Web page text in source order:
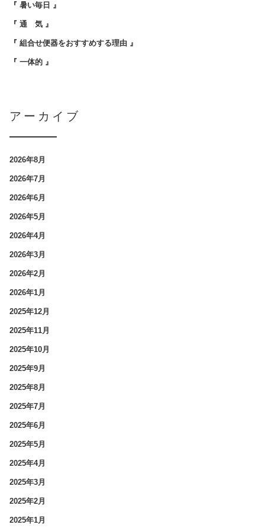
『 暑い毎日 』
『 通 気 』
『 組合せ便器をおすすめする理由 』
『 一体的 』
アーカイブ
2026年8月
2026年7月
2026年6月
2026年5月
2026年4月
2026年3月
2026年2月
2026年1月
2025年12月
2025年11月
2025年10月
2025年9月
2025年8月
2025年7月
2025年6月
2025年5月
2025年4月
2025年3月
2025年2月
2025年1月